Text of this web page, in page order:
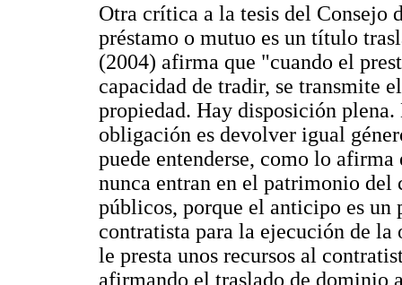
Otra crítica a la tesis del Consejo
préstamo o mutuo es un título
(2004) afirma que "cuando el
capacidad de tradir, se transmite
propiedad. Hay disposición plena.
obligación es devolver igual
puede entenderse, como lo afirma
nunca entran en el patrimonio del
públicos, porque el anticipo es un
contratista para la ejecución de
le presta unos recursos al
afirmando el traslado de dominio